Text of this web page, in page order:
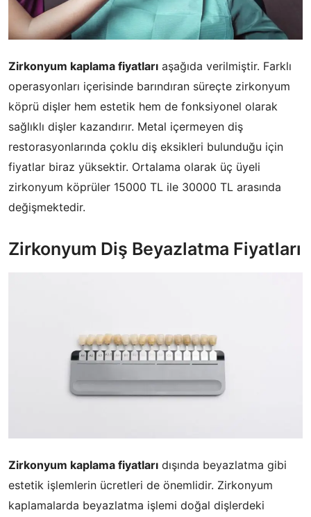
Zirkonyum kaplama fiyatları aşağıda verilmiştir. Farklı
operasyonları içerisinde barındıran süreçte zirkonyum
köprü dişler hem estetik hem de fonksiyonel olarak
sağlıklı dişler kazandırır. Metal içermeyen diş
restorasyonlarında çoklu diş eksikleri bulunduğu için
fiyatlar biraz yüksektir. Ortalama olarak üç üyeli
zirkonyum köprüler 15000 TL ile 30000 TL arasında
değişmektedir.
Zirkonyum Diş Beyazlatma Fiyatları
Zirkonyum kaplama fiyatları dışında beyazlatma gibi
estetik işlemlerin ücretleri de önemlidir. Zirkonyum
kaplamalarda beyazlatma işlemi doğal dişlerdeki